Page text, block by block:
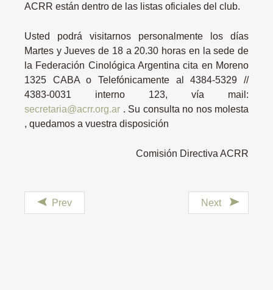
ACRR están dentro de las listas oficiales del club.
Usted podrá visitarnos personalmente los días
Martes y Jueves de 18 a 20.30 horas en la sede de
la Federación Cinológica Argentina cita en Moreno
1325 CABA o Telefónicamente al 4384-5329 //
4383-0031 interno 123, vía mail:
secretaria@acrr.org.ar . Su consulta no nos molesta
, quedamos a vuestra disposición
Comisión Directiva ACRR
Prev Next